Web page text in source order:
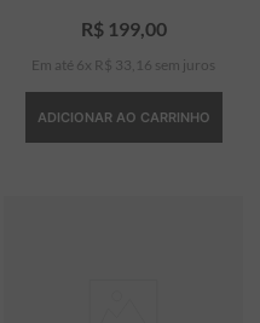
R$ 199, 00
Em até 6 x R$ 33 16 sem juros
ADICIONAR AO CARRINHO